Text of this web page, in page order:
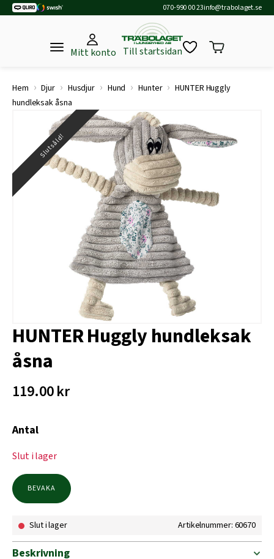
070-990 00 23info@trabolaget.se
Mitt konto Till startsidan
Hem › Djur › Husdjur › Hund › Hunter › HUNTER Huggly
hundleksak åsna
Slutsåld!
HUNTER Huggly hundleksak
åsna
119.00kr
Antal
Slut i lager
BEVAKA
Slut i lager Artikelnummer: 60670
Beskrivning